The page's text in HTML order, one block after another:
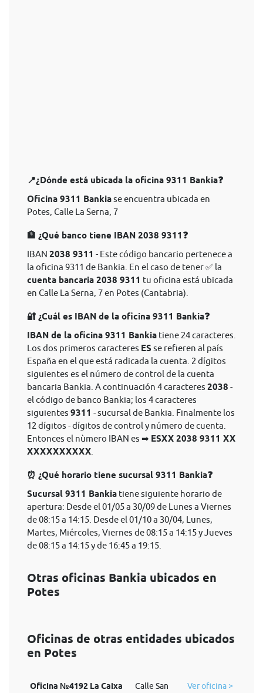
📍¿Dónde está ubicada la oficina 9311 Bankia❓
Oficina 9311 Bankiase encuentra ubicada en
Potes, Calle La Serna, 7
🏦 ¿Qué banco tiene IBAN 2038 9311❓
IBAN 2038 9311 - Este código bancario pertenece a
la oficina 9311 de Bankia. En el caso de tener ✅ la
cuenta bancaria 2038 9311 tu oficina está ubicada
en Calle La Serna, 7 en Potes (Cantabria).
🔐 ¿Cuál es IBAN de la oficina 9311 Bankia❓
IBAN de la oficina 9311 Bankia tiene 24 caracteres.
Los dos primeros caracteres ES se refieren al país
España en el que está radicada la cuenta. 2 dígitos
siguientes es el número de control de la cuenta
bancaria Bankia. A continuación 4 caracteres 2038 -
el código de banco Bankia; los 4 caracteres
siguientes 9311 - sucursal de Bankia. Finalmente los
12 dígitos - dígitos de control y número de cuenta.
Entonces el nùmero IBAN es ➡ ESXX 2038 9311 XX
XXXXXXXXXX
⏰ ¿Qué horario tiene sucursal 9311 Bankia❓
Sucursal 9311 Bankia tiene siguiente horario de
apertura: Desde el 01/05 a 30/09 de Lunes a Viernes
de 08:15 a 14:15. Desde el 01/10 a 30/04, Lunes,
Martes, Miércoles, Viernes de 08:15 a 14:15 y Jueves
de 08:15 a 14:15 y de 16:45 a 19:15.
Otras oficinas Bankia ubicados en
Potes
Oficinas de otras entidades ubicados
en Potes
Oficina №4192 La Caixa
Calle San
Ver oficina >